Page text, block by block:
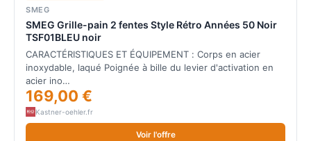
SMEG
SMEG Grille-pain 2 fentes Style Rétro Années 50 Noir
TSF01BLEU noir
CARACTÉRISTIQUES ET ÉQUIPEMENT : Corps en acier
inoxydable, laqué Poignée à bille du levier d'activation en
acier ino…
169,00 €
Kastner-oehler.fr
Voir l'offre